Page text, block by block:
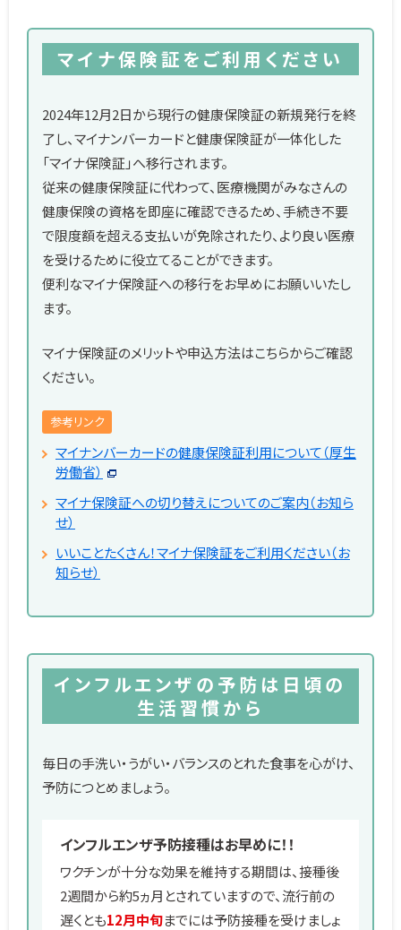
マイナ保険証をご利用ください
2024年12月2日から現行の健康保険証の新規発行を終
了し、マイナンバーカードと健康保険証が一体化した
「マイナ保険証」へ移行されます。
従来の健康保険証に代わって、医療機関がみなさんの
健康保険の資格を即座に確認できるため、手続き不要
で限度額を超える支払いが免除されたり、より良い医療
を受けるために役立てることができます。
便利なマイナ保険証への移行をお早めにお願いいたし
ます。
マイナ保険証のメリットや申込方法はこちらからご確認
ください。
参考リンク
マイナンバーカードの健康保険証利用について（厚生
労働省）
マイナ保険証への切り替えについてのご案内（お知ら
せ）
いいことたくさん！マイナ保険証をご利用ください（お
知らせ）
インフルエンザの予防は日頃の
生活習慣から
毎日の手洗い・うがい・バランスのとれた食事を心がけ、
予防につとめましょう。
インフルエンザ予防接種はお早めに！！
ワクチンが十分な効果を維持する期間は、接種後
2週間から約5ヵ月とされていますので、流行前の
遅くとも12月中旬までには予防接種を受けましょ